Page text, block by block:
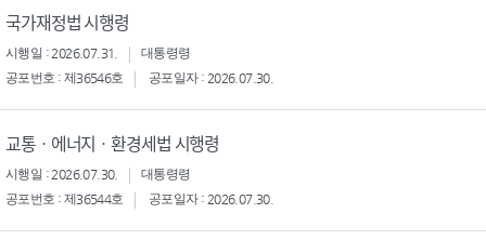
국가재정법 시행령
시행일 : 2026.07.31.
대통령령
공포번호 : 제36546호
공포일자 : 2026.07.30.
교통ㆍ에너지ㆍ환경세법 시행령
시행일 : 2026.07.30.
대통령령
공포번호 : 제36544호
공포일자 : 2026.07.30.